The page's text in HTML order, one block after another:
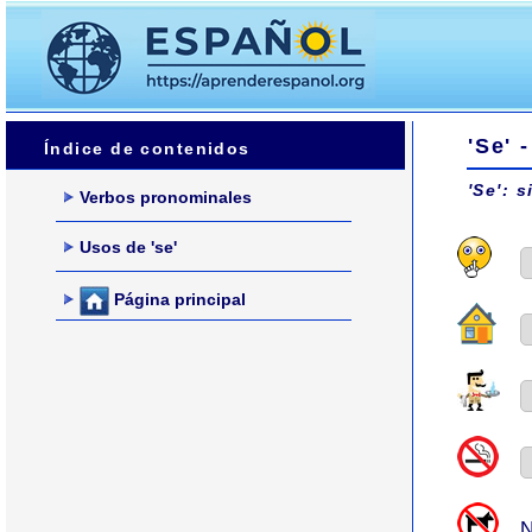
Índice de contenidos
Verbos pronominales
Usos de 'se'
Página principal
'Se'
'Se':